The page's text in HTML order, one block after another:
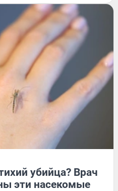
убийца? Врач
эти насекомые